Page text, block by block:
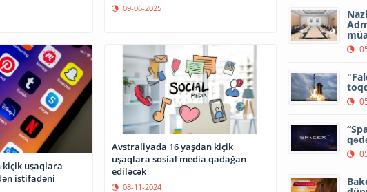
09-06-2025
kiçik uşaqlara
istifadəni
Avstraliyada 16 yaşdan kiçik
uşaqlara sosial media qadağan
ediləcək
08-11-2024